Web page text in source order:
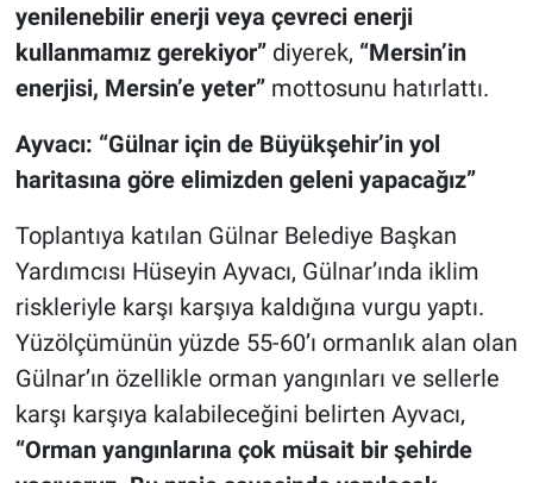
yenilenebilir enerji veya çevreci enerji
kullanmamız gerekiyor”diyerek, “Mersin’in
enerjisi, Mersin’e yeter”mottosunu hatırlattı.
Ayvacı: “Gülnar için de Büyükşehir’in yol
haritasına göre elimizden geleni yapacağız”
Toplantıya katılan Gülnar Belediye Başkan
Yardımcısı Hüseyin Ayvacı, Gülnar’ında iklim
riskleriyle karşı karşıya kaldığına vurgu yaptı.
Yüzölçümünün yüzde 55-60’ı ormanlık alan olan
Gülnar’ın özellikle orman yangınları ve sellerle
karşı karşıya kalabileceğini belirten Ayvacı,
“Orman yangınlarına çok müsait bir şehirde